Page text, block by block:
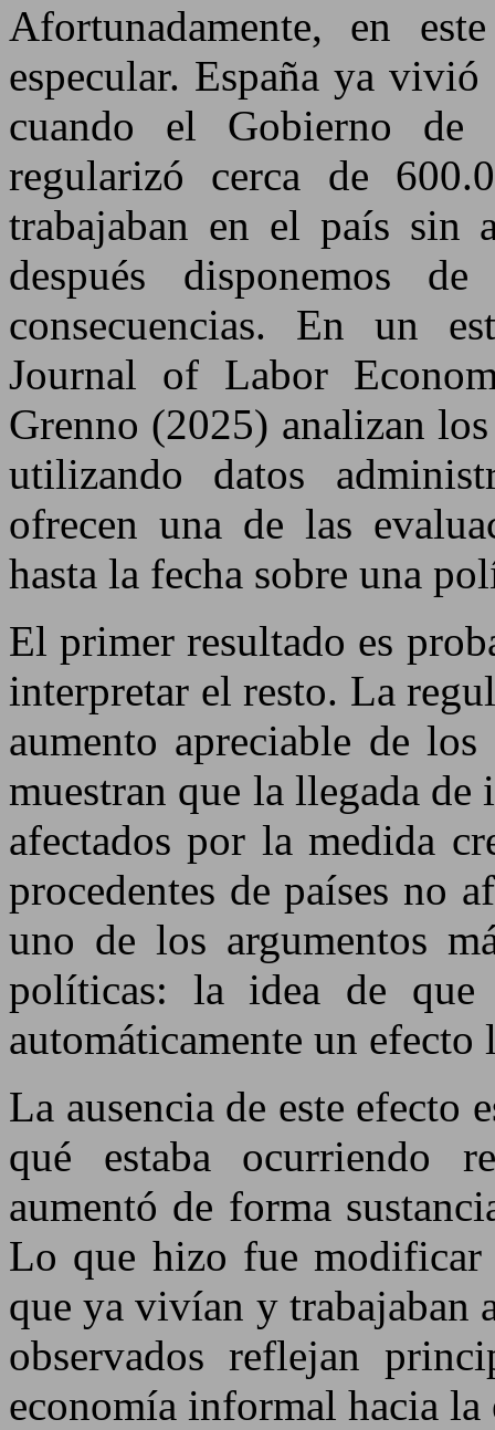
Afortunadamente, en
especular. España ya
cuando el Gobierno de
regularizó cerca de
trabajaban en el país sin
después disponemos
consecuencias. En un
Journal of Labor
Grenno (2025) analizan
utilizando datos
ofrecen una de las
hasta la fecha sobre una
El primer resultado es
interpretar el resto. La
aumento apreciable de
muestran que la llegada de
afectados por la medida
procedentes de países no
uno de los argumentos
políticas: la idea de que
automáticamente un
La ausencia de este efecto
qué estaba ocurriendo
aumentó de forma
Lo que hizo fue modificar
que ya vivían y trabajaban
observados reflejan
economía informal hacia